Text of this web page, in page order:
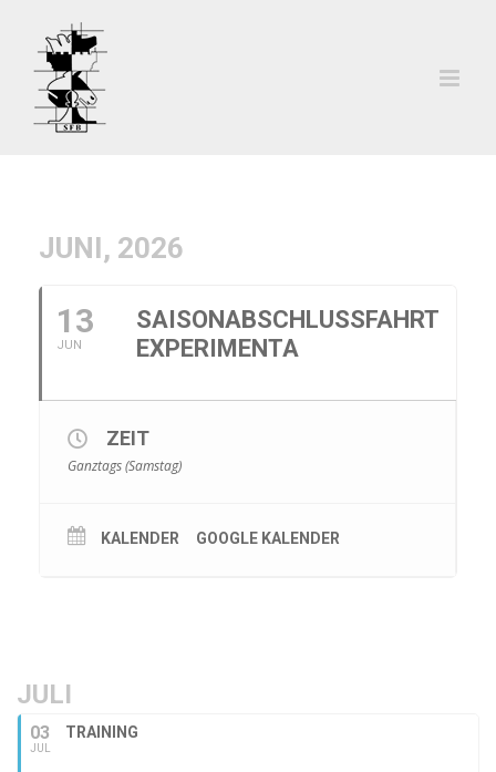
springen
JUNI, 2026
13
JUN
SAISONABSCHLUSSFAHRT
EXPERIMENTA
ZEIT
Ganztags (Samstag)
KALENDER GOOGLE KALENDER
JULI
03
JUL
TRAINING